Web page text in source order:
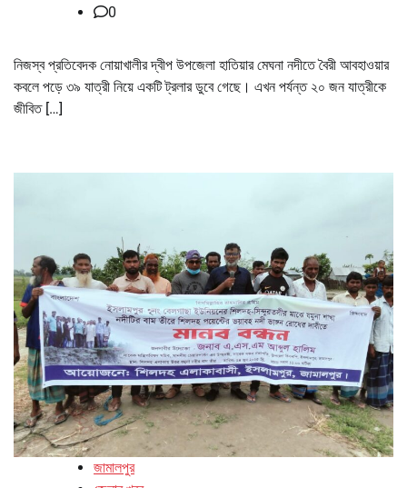
0
নিজস্ব প্রতিবেদক নোয়াখালীর দ্বীপ উপজেলা হাতিয়ার মেঘনা নদীতে বৈরী আবহাওয়ার
কবলে পড়ে ৩৯ যাত্রী নিয়ে একটি ট্রলার ডুবে গেছে। এখন পর্যন্ত ২০ জন যাত্রীকে
জীবিত […]
জামালপুর